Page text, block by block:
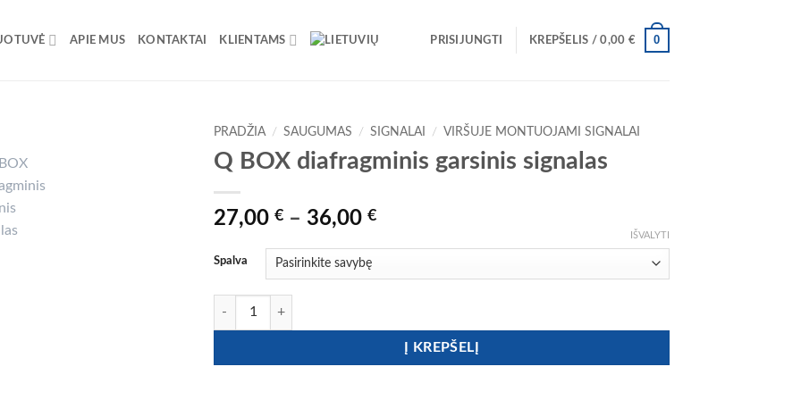
APIE MUS KONTAKTAI KLIENTAMS PRISIJUNGTI KREPŠELIS /0,00 € 0
PRADŽIA / SAUGUMAS / SIGNALAI / VIRŠUJE MONTUOJAMI SIGNALAI
Q BOX diafragminis garsinis signalas
27,00 € – 36,00 €Price
through
Spalva
IŠVALYTI
produkto kiekis: Q BOX diafragminis garsinis signalas
Į KREPŠELĮ